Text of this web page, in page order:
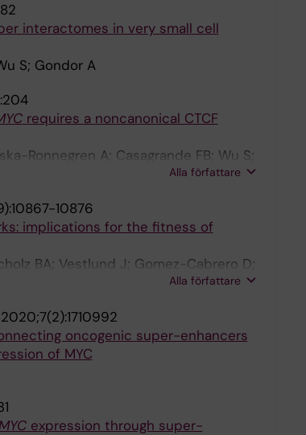
interactomes in very small cell
S; Gondor A
requires a noncanonical CTCF
Ronnegren A; Casagrande FB; Wu S;
Martino M; Mehmood R; Gondor A
Alla författare
10876
implications for the fitness of
BA; Vestlund J; Gomez-Cabrero D;
Alla författare
2020;7(2):1710992
oncogenic super-enhancers
of MYC
expression through super-